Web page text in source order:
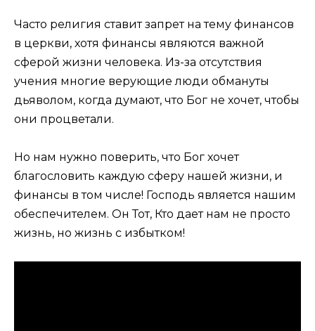
Часто религия ставит запрет на тему финансов
в церкви, хотя финансы являются важной
сферой жизни человека. Из-за отсутствия
учения многие верующие люди обмануты
дьяволом, когда думают, что Бог не хочет, чтобы
они процветали.
Но нам нужно поверить, что Бог хочет
благословить каждую сферу нашей жизни, и
финансы в том числе! Господь является нашим
обеспечителем. Он Тот, Кто дает нам не просто
жизнь, но жизнь с избытком!